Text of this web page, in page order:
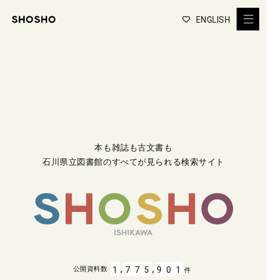
ENGLISH
本も雑誌も古文書も
石川県立図書館のすべてが見られる検索サイト
公開資料数 1 , 7 7 5 , 9 0 1 件